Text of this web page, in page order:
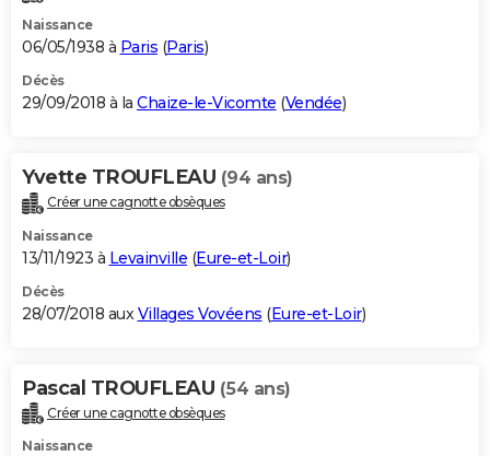
Naissance
06/05/1938 à Paris (Paris)
Décès
29/09/2018 à la Chaize-le-Vicomte (Vendée)
Yvette TROUFLEAU (94 ans)
Créer une cagnotte obsèques
Naissance
13/11/1923 à Levainville (Eure-et-Loir)
Décès
28/07/2018 aux Villages Vovéens (Eure-et-Loir)
Pascal TROUFLEAU (54 ans)
Créer une cagnotte obsèques
Naissance